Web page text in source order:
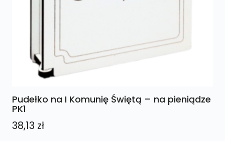
Pudełko na I Komunię Świętą – na pieniądze
PK1
38,13 zł